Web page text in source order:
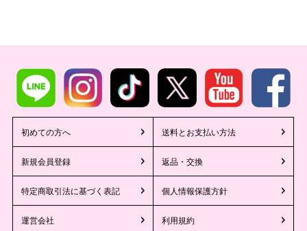
初めての方へ 送料とお支払い方法
新規会員登録 返品・交換
特定商取引法に基づく表記 個人情報保護方針
運営会社 利用規約